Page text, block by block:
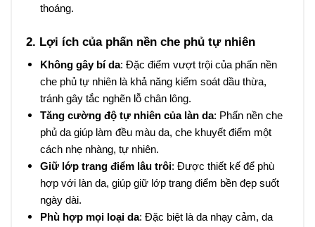
thoáng.
2. Lợi ích của phấn nền che phủ tự nhiên
Không gây bí da: Đặc điểm vượt trội của phấn nền
che phủ tự nhiên là khả năng kiểm soát dầu thừa,
tránh gây tắc nghẽn lỗ chân lông.
Tăng cường độ tự nhiên của làn da: Phấn nền che
phủ da giúp làm đều màu da, che khuyết điểm một
cách nhẹ nhàng, tự nhiên.
Giữ lớp trang điểm lâu trôi: Được thiết kế để phù
hợp với làn da, giúp giữ lớp trang điểm bền đẹp suốt
ngày dài.
Phù hợp mọi loại da: Đặc biệt là da nhạy cảm, da